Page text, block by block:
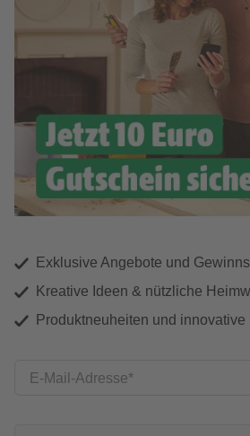
Exklusive Angebote und
Kreative Ideen & nützliche
Produktneuheiten und innovative
E-Mail-Adresse